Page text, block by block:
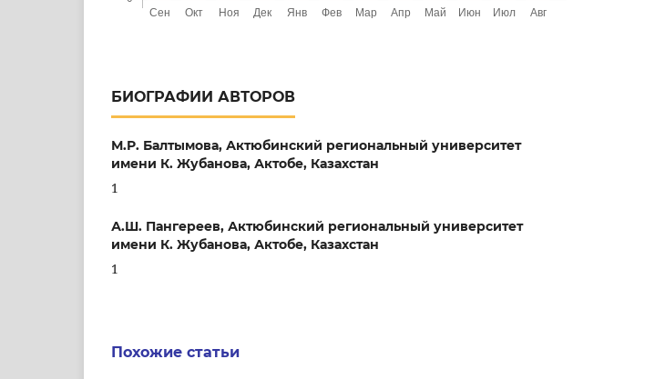
БИОГРАФИИ АВТОРОВ
М.Р. Балтымова, Актюбинский региональный университет
имени К. Жубанова, Актобе, Казахстан
1
А.Ш. Пангереев, Актюбинский региональный университет
имени К. Жубанова, Актобе, Казахстан
1
Похожие статьи